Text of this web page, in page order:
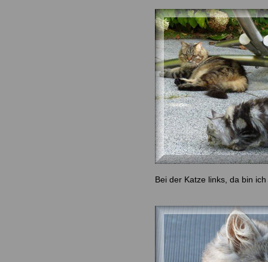
Bei der Katze links, da bin